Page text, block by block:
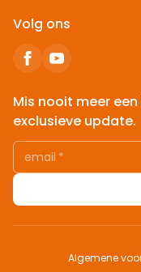
Volg ons
Mis nooit meer
exclusieve update.
email *
Algemene